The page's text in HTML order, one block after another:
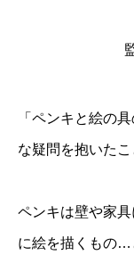
「ペンキと絵の
な疑問を抱いた
ペンキは壁や家
に絵を描くもの…